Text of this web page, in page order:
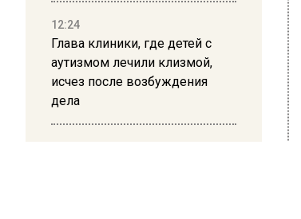
12:24
Глава клиники, где детей с
аутизмом лечили клизмой,
исчез после возбуждения
дела